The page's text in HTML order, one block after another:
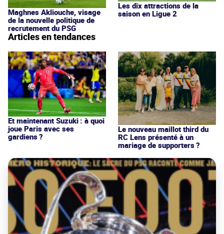
Maghnes Akliouche, visage
de la nouvelle politique de
recrutement du PSG
Les dix attractions de la
saison en Ligue 2
Articles en tendances
Et maintenant Suzuki : à quoi
joue Paris avec ses
gardiens ?
Le nouveau maillot third du
RC Lens présenté à un
mariage de supporters ?